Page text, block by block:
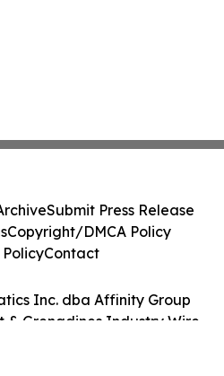
Inc. dba Affinity Group
& Grenadines Industry Wire.
Submit Press Release
Copyright/DMCA Policy
Contact